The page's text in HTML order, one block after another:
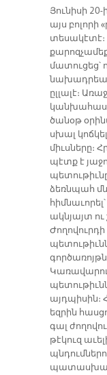
Յունիսի
այս
տեսակէտէ։
ըլլալէ։
կանխահաս
ծանօթ
սխալ
պէտք է
ձեռնպահ
ակնյայտ
պետութիւնն
այդպիսին։
եզրին
գալ
թէկուզ